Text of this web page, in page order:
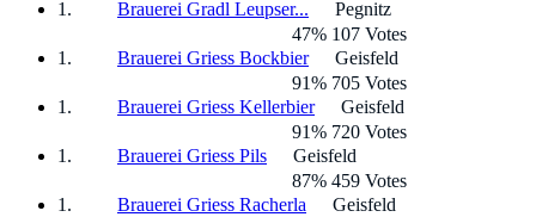
Brauerei Gradl Leupser...
Pegnitz
47% 107 Votes
Brauerei Griess Bockbier
Geisfeld
91% 705 Votes
Brauerei Griess Kellerbier
Geisfeld
91% 720 Votes
Brauerei Griess Pils
Geisfeld
87% 459 Votes
Brauerei Griess Racherla
Geisfeld